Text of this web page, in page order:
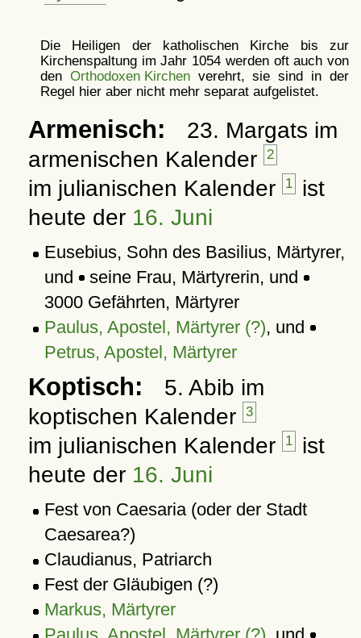
Die Heiligen der katholischen Kirche bis zur
Kirchenspaltung im Jahr 1054 werden oft auch von
den Orthodoxen Kirchenverehrt, sie sind in der
Regel hier aber nicht mehr separat aufgelistet.
Armenisch:
23. Margats im
armenischen Kalender
2
im julianischen Kalender 1 ist
heute der 16. Juni
Eusebius, Sohn des Basilius, Märtyrer,
und seine Frau, Märtyrerin, und
3000 Gefährten, Märtyrer
Paulus, Apostel, Märtyrer (?), und
Petrus, Apostel, Märtyrer
Koptisch:
5. Abib im
koptischen Kalender
3
im julianischen Kalender 1 ist
heute der 16. Juni
Fest von Caesaria (oder der Stadt
Caesarea?)
Claudianus, Patriarch
Fest der Gläubigen (?)
Markus, Märtyrer